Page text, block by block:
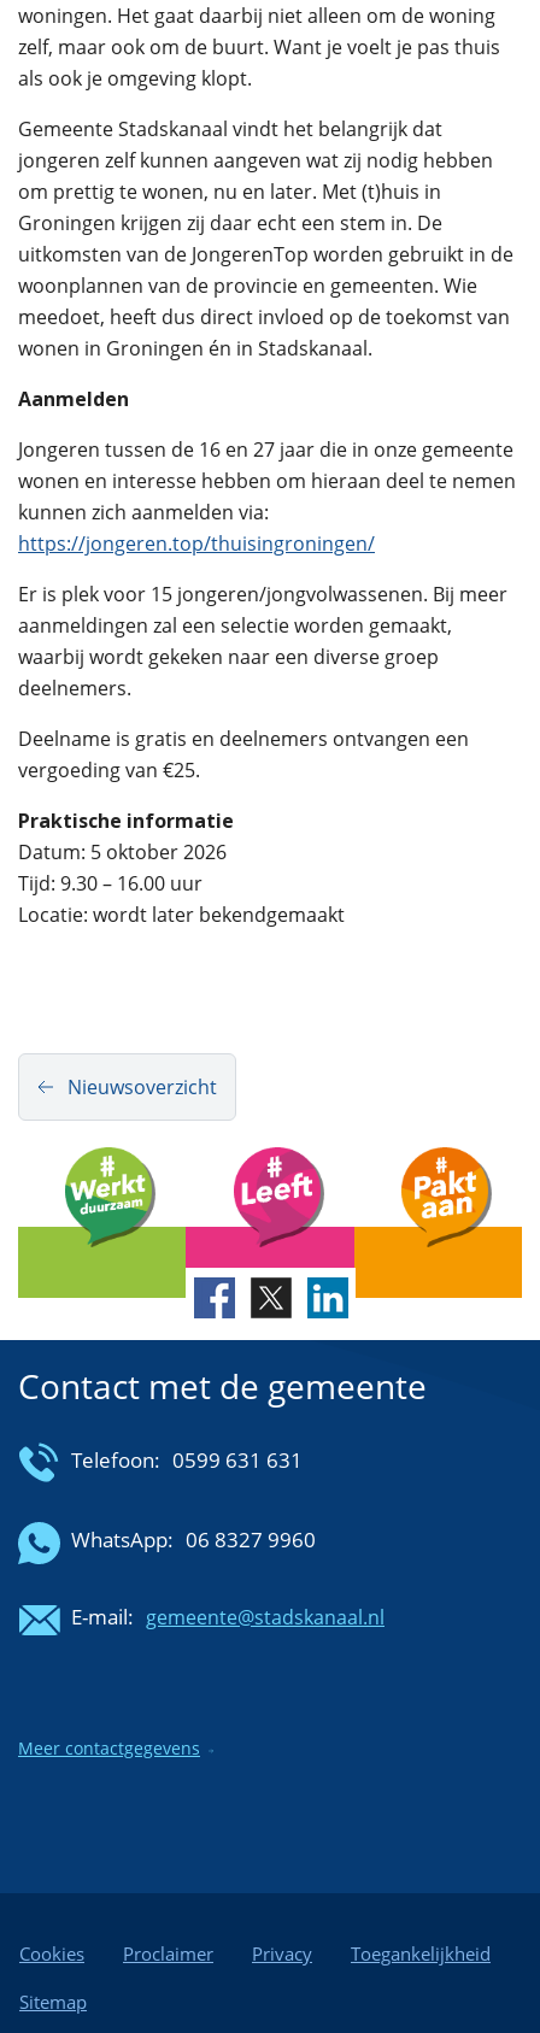
woningen. Het gaat daarbij niet alleen om de woning
zelf, maar ook om de buurt. Want je voelt je pas thuis
als ook je omgeving klopt.
Gemeente Stadskanaal vindt het belangrijk dat
jongeren zelf kunnen aangeven wat zij nodig hebben
om prettig te wonen, nu en later. Met (t)huis in
Groningen krijgen zij daar echt een stem in. De
uitkomsten van de JongerenTop worden gebruikt in de
woonplannen van de provincie en gemeenten. Wie
meedoet, heeft dus direct invloed op de toekomst van
wonen in Groningen én in Stadskanaal.
Aanmelden
Jongeren tussen de 16 en 27 jaar die in onze gemeente
wonen en interesse hebben om hieraan deel te nemen
kunnen zich aanmelden via:
https://jongeren.top/thuisingroningen/
Er is plek voor 15 jongeren/jongvolwassenen. Bij meer
aanmeldingen zal een selectie worden gemaakt,
waarbij wordt gekeken naar een diverse groep
deelnemers.
Deelname is gratis en deelnemers ontvangen een
vergoeding van €25.
Praktische informatie
Datum: 5 oktober 2026
Tijd: 9.30 – 16.00 uur
Locatie: wordt later bekendgemaakt
Nieuwsoverzicht
Contact met de gemeente
Telefoon: 0599 631 631
WhatsApp: 06 8327 9960
E-mail: gemeente@stadskanaal.nl
Meer contactgegevens
Cookies Proclaimer Privacy
Toegankelijkheid
Sitemap